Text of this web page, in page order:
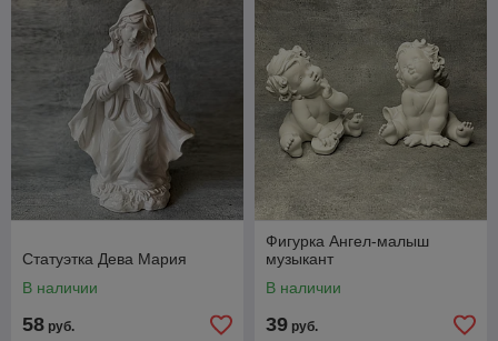
Статуэтка Дева Мария
В наличии
58 руб.
Фигурка Ангел-малыш
музыкант
В наличии
39 руб.